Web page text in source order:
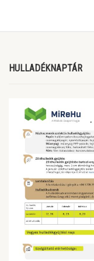
HULLADÉKNAPTÁR